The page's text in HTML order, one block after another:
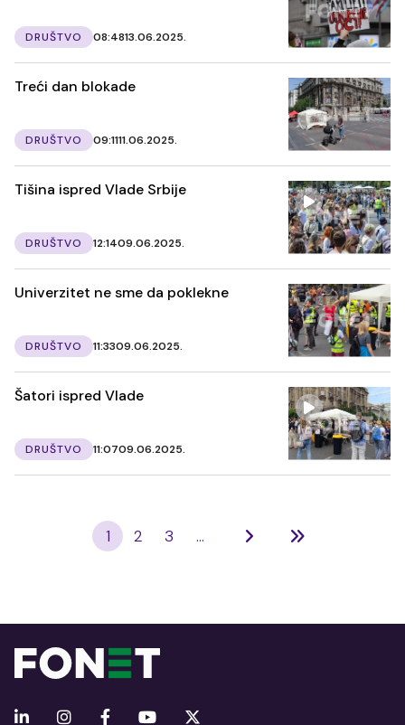
DRUŠTVO 08:4813.06.2025.
Treći dan blokade
DRUŠTVO 09:1111.06.2025.
Tišina ispred Vlade Srbije
DRUŠTVO 12:1409.06.2025.
Univerzitet ne sme da poklekne
DRUŠTVO 11:3309.06.2025.
Šatori ispred Vlade
DRUŠTVO 11:0709.06.2025.
1 2 3 ...